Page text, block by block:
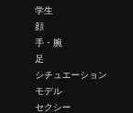
学生
顔
手・腕
足
シチュエーション
モデル
セクシー